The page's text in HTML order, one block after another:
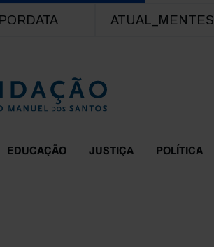
PORDATA ATUAL_MENTES
EDUCAÇÃO JUSTIÇA POLÍTICA